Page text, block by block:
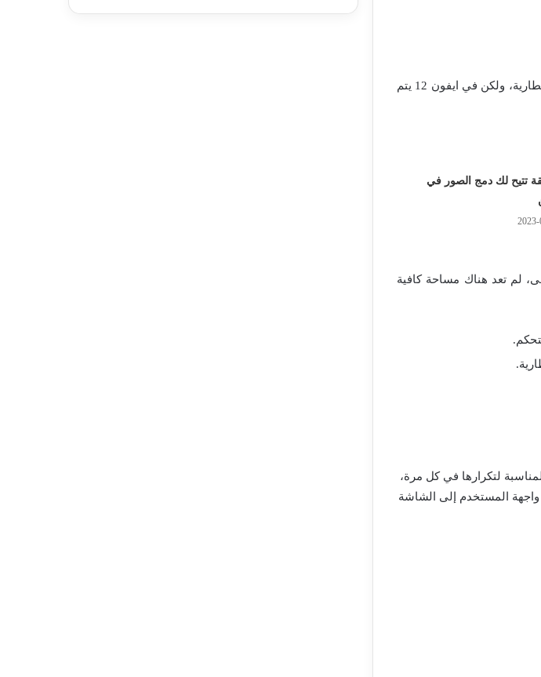
، كان على المستخدمين تشغيل خيار إظهار نسبة البطارية، ولكن في ايفون 12 يتم
تتيح لك دمج الصور في
لم تعد هناك مساحة كافية
هذه الطريقة المناسبة لتكرارها في كل مرة،
واجهة المستخدم إلى الشاشة